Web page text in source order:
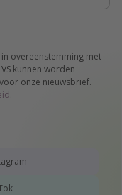
overeenstemming met
kunnen worden
onze nieuwsbrief.
.